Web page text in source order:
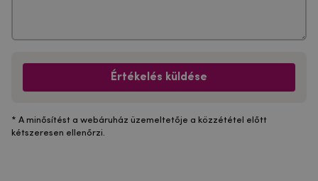
Értékelés küldése
* A minősítést a webáruház üzemeltetője a közzététel előtt
kétszeresen ellenőrzi.